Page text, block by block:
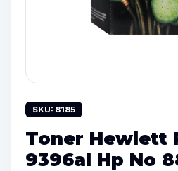
SKU: 8185
Toner Hewlett
9396al Hp No